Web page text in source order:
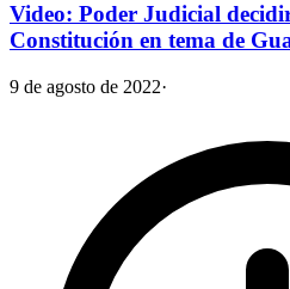
Video: Poder Judicial
Constitución en tema de
9 de agosto de 2022·